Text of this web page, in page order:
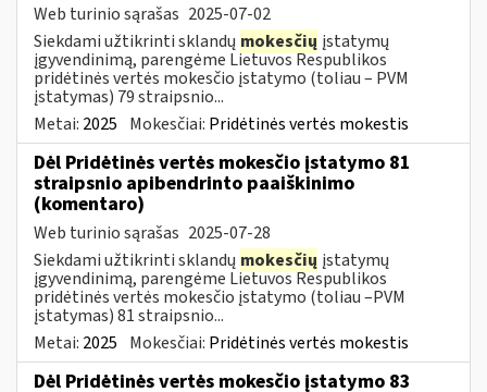
Web turinio sąrašas 2025-07-02
Siekdami užtikrinti sklandų mokesčių įstatymų
įgyvendinimą, parengėme Lietuvos Respublikos
pridėtinės vertės mokesčio įstatymo (toliau – PVM
įstatymas) 79 straipsnio...
Metai: 2025 Mokesčiai: Pridėtinės vertės mokestis
Dėl Pridėtinės vertės mokesčio įstatymo 81
straipsnio apibendrinto paaiškinimo
(komentaro)
Web turinio sąrašas 2025-07-28
Siekdami užtikrinti sklandų mokesčių įstatymų
įgyvendinimą, parengėme Lietuvos Respublikos
pridėtinės vertės mokesčio įstatymo (toliau –PVM
įstatymas) 81 straipsnio...
Metai: 2025 Mokesčiai: Pridėtinės vertės mokestis
Dėl Pridėtinės vertės mokesčio įstatymo 83